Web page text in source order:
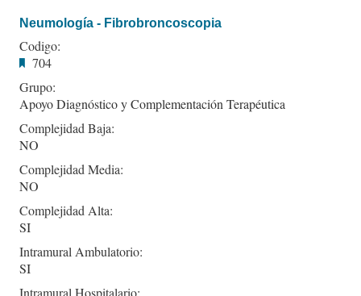
Neumología - Fibrobroncoscopia
Codigo:
704
Grupo:
Apoyo Diagnóstico y Complementación Terapéutica
Complejidad Baja:
NO
Complejidad Media:
NO
Complejidad Alta:
SI
Intramural Ambulatorio:
SI
Intramural Hospitalario: